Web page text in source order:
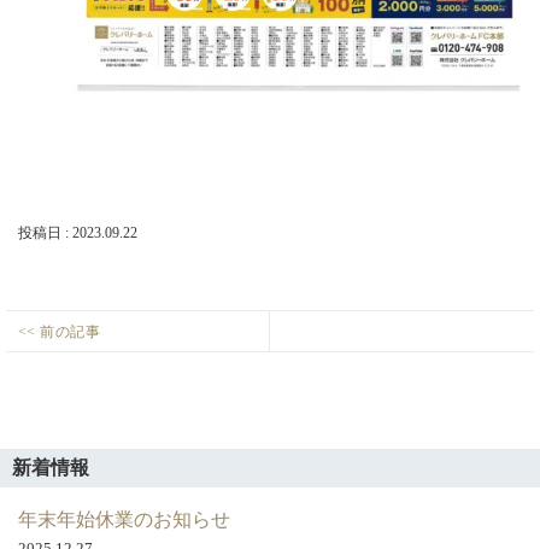
し
投稿日 : 2023.09.22
投
ゲ
ー
シ
<< 前の記事
ン
ペ
ー
ン
新着情報
年末年始休業のお知らせ